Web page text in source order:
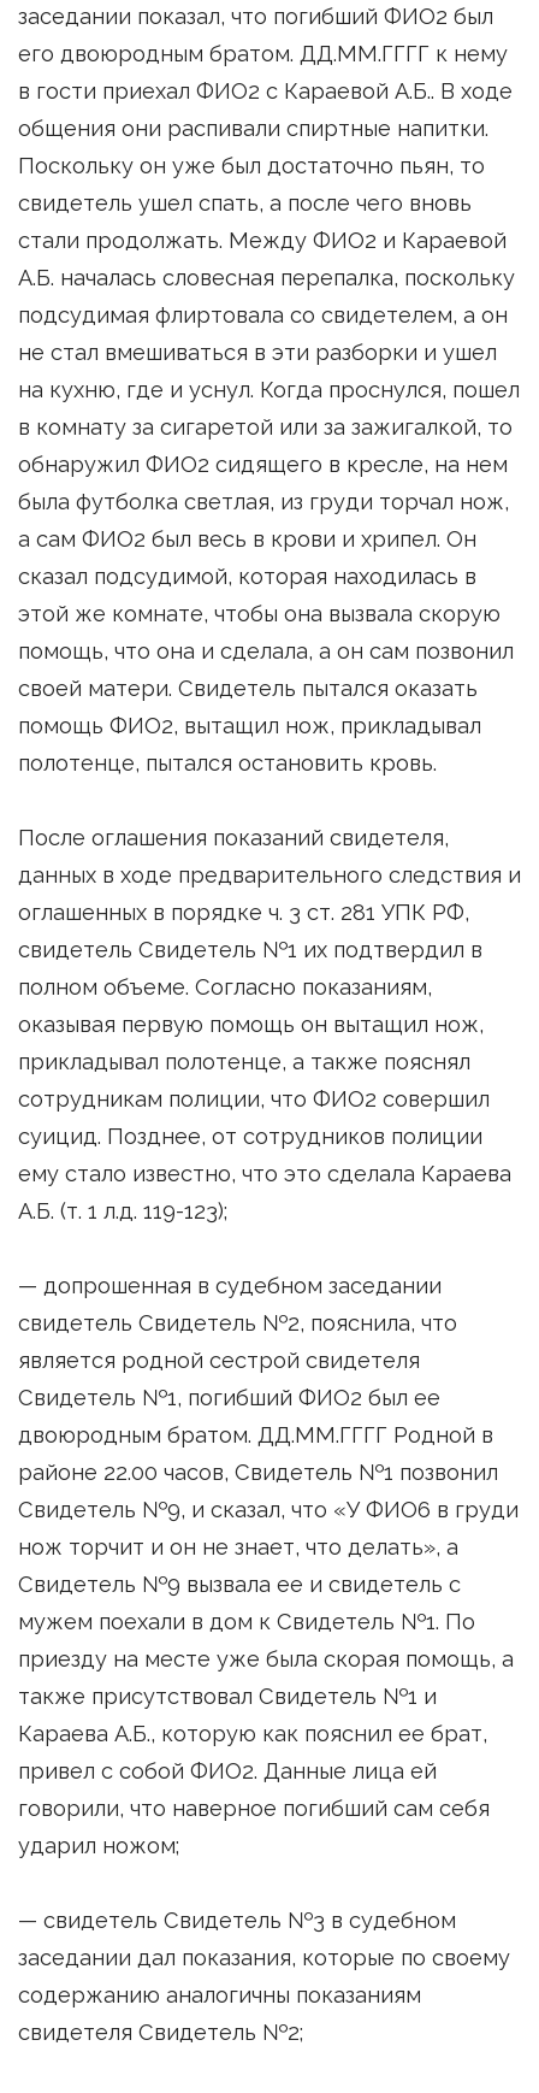
заседании показал, что погибший ФИО2 был
его двоюродным братом. ДД.ММ.ГГГГ к нему
в гости приехал ФИО2 с Караевой А.Б.. В ходе
общения они распивали спиртные напитки.
Поскольку он уже был достаточно пьян, то
свидетель ушел спать, а после чего вновь
стали продолжать. Между ФИО2 и Караевой
А.Б. началась словесная перепалка, поскольку
подсудимая флиртовала со свидетелем, а он
не стал вмешиваться в эти разборки и ушел
на кухню, где и уснул. Когда проснулся, пошел
в комнату за сигаретой или за зажигалкой, то
обнаружил ФИО2 сидящего в кресле, на нем
была футболка светлая, из груди торчал нож,
а сам ФИО2 был весь в крови и хрипел. Он
сказал подсудимой, которая находилась в
этой же комнате, чтобы она вызвала скорую
помощь, что она и сделала, а он сам позвонил
своей матери. Свидетель пытался оказать
помощь ФИО2, вытащил нож, прикладывал
полотенце, пытался остановить кровь.
После оглашения показаний свидетеля,
данных в ходе предварительного следствия и
оглашенных в порядке ч. 3 ст. 281 УПК РФ,
свидетель Свидетель №1 их подтвердил в
полном объеме. Согласно показаниям,
оказывая первую помощь он вытащил нож,
прикладывал полотенце, а также пояснял
сотрудникам полиции, что ФИО2 совершил
суицид. Позднее, от сотрудников полиции
ему стало известно, что это сделала Караева
А.Б. (т. 1 л.д. 119-123);
— допрошенная в судебном заседании
свидетель Свидетель №2, пояснила, что
является родной сестрой свидетеля
Свидетель №1, погибший ФИО2 был ее
двоюродным братом. ДД.ММ.ГГГГ Родной в
районе 22.00 часов, Свидетель №1 позвонил
Свидетель №9, и сказал, что «У ФИО6 в груди
нож торчит и он не знает, что делать», а
Свидетель №9 вызвала ее и свидетель с
мужем поехали в дом к Свидетель №1. По
приезду на месте уже была скорая помощь, а
также присутствовал Свидетель №1 и
Караева А.Б., которую как пояснил ее брат,
привел с собой ФИО2. Данные лица ей
говорили, что наверное погибший сам себя
ударил ножом;
— свидетель Свидетель №3 в судебном
заседании дал показания, которые по своему
содержанию аналогичны показаниям
свидетеля Свидетель №2;